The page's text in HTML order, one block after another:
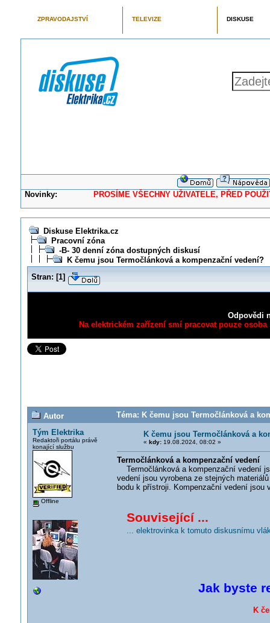
ZPRAVODAJSTVÍ TELEVIZE DISKUSE
Novinky: PROSÍME VŠECHNY UŽIVATELE, PŘED
Diskuse Elektrika.cz
Pracovní zóna
-B- 30 denní zóna dostupných diskusí
K čemu jsou Termočlánková a kompenzační vedení?
Stran: [1]
Odpovědi
Na elektrickém zařízení smí pracovat pouze
Autor
Téma: K čemu jsou Termočlánková a
Tým Elektrika
Redaktoři portálu právě
konající službu
Offline
K čemu jsou Termočlánková a
« kdy:19.08.2024, 08:02 »
Termočlánková a kompenzační vedení
Termočlánková a kompenzační vedení
vedení jsou vyrobena ze stejných
bodu k přístroji. Kompenzační vedení jsou
Související ...
... elektrovinka k tomuto diskusnímu
Jak byste
K